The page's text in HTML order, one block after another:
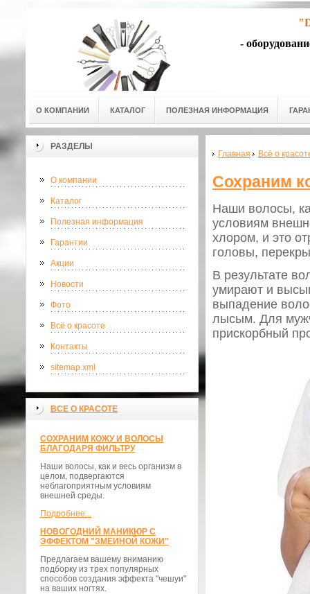
-
О КОМПАНИИ КАТАЛОГ ПОЛЕЗНАЯ ИНФОРМАЦИЯ
РАЗДЕЛЫ
О компании
Каталог
Полезная информация
Гарантии
Акции
Новости
Фото
Всё о красоте
Контакты
sitemap.xml
ВСЕ О КРАСОТЕ
СОХРАНИМ КОЖУ И ВОЛОСЫ
БЛАГОДАРЯ ФИЛЬТРУ
Наши волосы, как и весь организм в
целом, подвергаются
неблагоприятным условиям
внешней среды.
Подробнее...
НОВОГОДНИЙ МАНИКЮР С
ЭФФЕКТОМ "ЗМЕИНОЙ КОЖИ"
Предлагаем вашему вниманию
подборку из трех популярных
способов создания эффекта "чешуи"
на ваших ногтях.
Главная Всё о
Сохраним
Наши волосы,
условиям
хлором, и это
головы,
В результате
умирают и
выпадение
лысым. Для
прискорбный